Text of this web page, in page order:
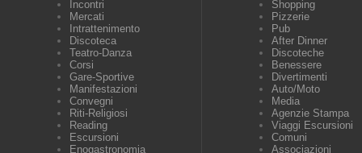
Incontri
Mercati
Intrattenimento
Discoteca
Teatro-Danza
Corsi
Gare-Sportive
Manifestazioni
Convegni
Riti-Religiosi
Reading
Escursioni
Enogastronomia
Shopping
Pizzerie
Pub
After Dinner
Discoteche
Benessere
Divertimenti
Auto/Moto
Media
Agenzie Stampa
Viaggi Escursioni
Comuni
Associazioni